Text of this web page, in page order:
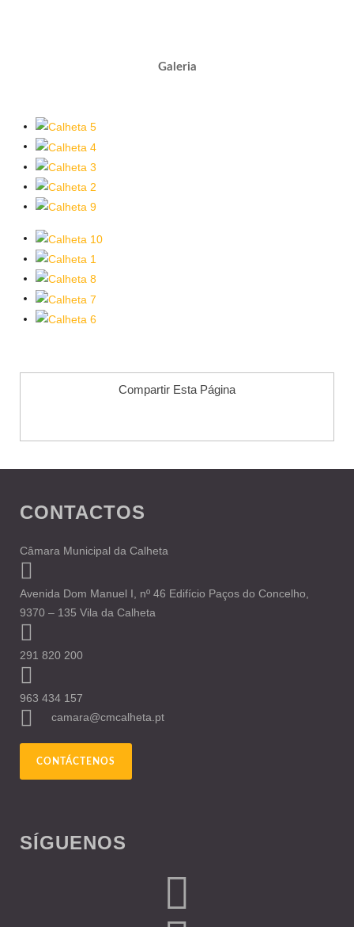
Galeria
Compartir Esta Página
CONTACTOS
Câmara Municipal da Calheta
Avenida Dom Manuel I, nº 46 Edifício Paços do Concelho,
9370 – 135 Vila da Calheta
291 820 200
963 434 157
camara@cmcalheta.pt
CONTÁCTENOS
SÍGUENOS